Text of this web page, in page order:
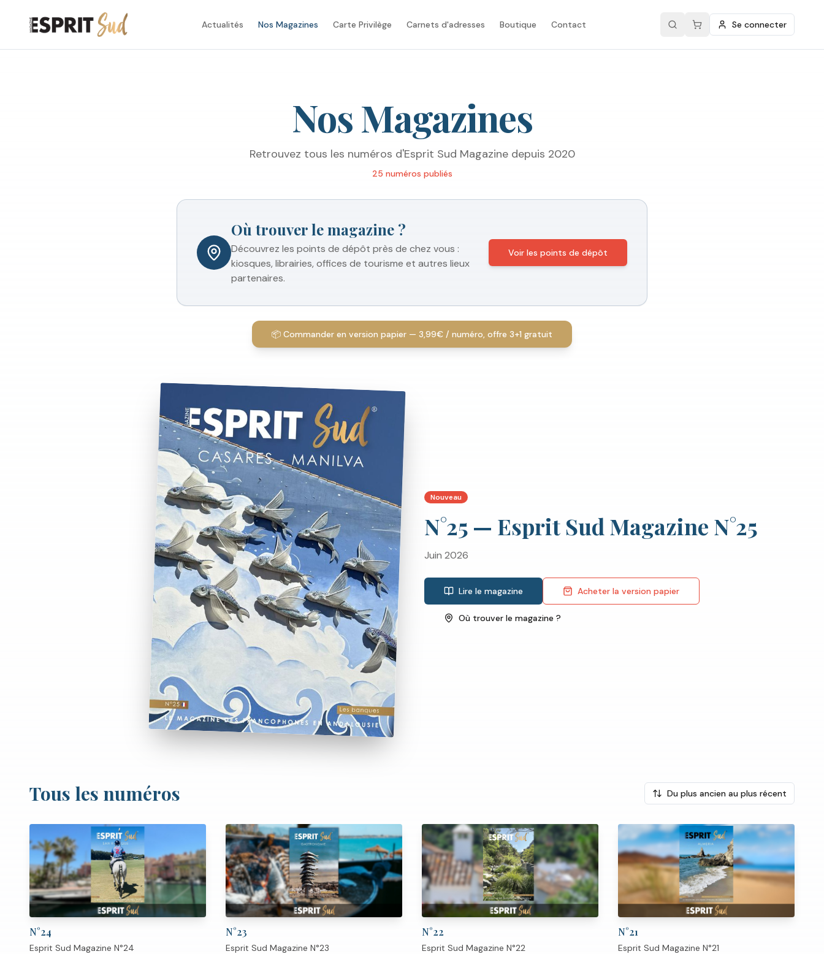
Actualités Nos Magazines Carte Privilège Carnets d'adresses Boutique Contact Se connecter
Nos Magazines
Retrouvez tous les numéros d'Esprit Sud Magazine depuis 2020
25 numéros publiés
Où trouver le magazine ?
Découvrez les points de dépôt près de chez vous :
kiosques, librairies, offices de tourisme et autres lieux
partenaires.
Voir les points de dépôt
📦 Commander en version papier — 3,99€ / numéro, offre 3+1 gratuit
Nouveau
N°25 — Esprit Sud Magazine N°25
Juin 2026
Lire le magazine Acheter la version papier
Où trouver le magazine ?
Tous les numéros Du plus ancien au plus récent
N°24
Esprit Sud Magazine N°24
N°23
Esprit Sud Magazine N°23
N°22
Esprit Sud Magazine N°22
N°21
Esprit Sud Magazine N°21